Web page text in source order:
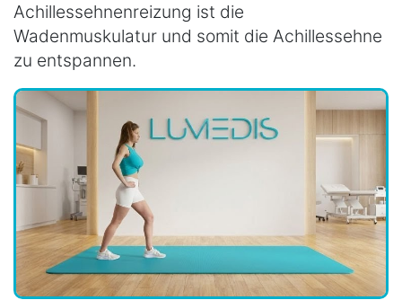
Achillessehnenreizung ist die
Wadenmuskulatur und somit die Achillessehne
zu entspannen.